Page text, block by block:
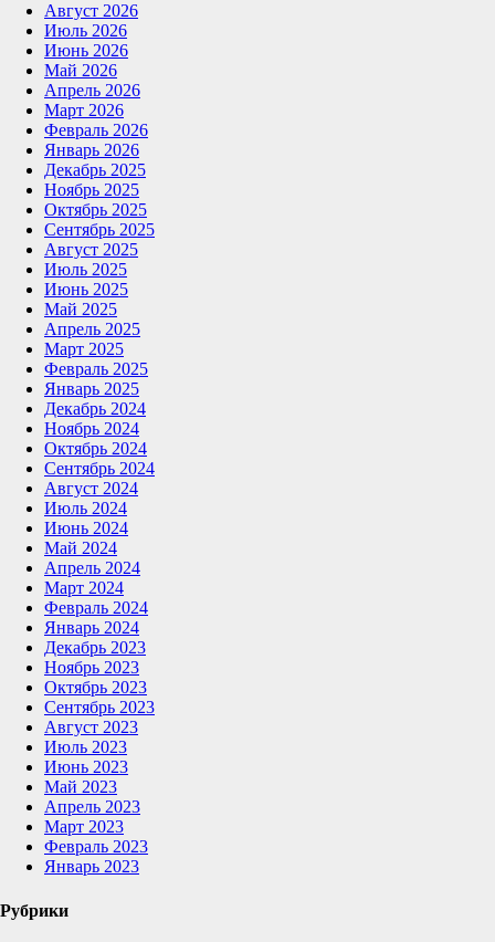
Август 2026
Июль 2026
Июнь 2026
Май 2026
Апрель 2026
Март 2026
Февраль 2026
Январь 2026
Декабрь 2025
Ноябрь 2025
Октябрь 2025
Сентябрь 2025
Август 2025
Июль 2025
Июнь 2025
Май 2025
Апрель 2025
Март 2025
Февраль 2025
Январь 2025
Декабрь 2024
Ноябрь 2024
Октябрь 2024
Сентябрь 2024
Август 2024
Июль 2024
Июнь 2024
Май 2024
Апрель 2024
Март 2024
Февраль 2024
Январь 2024
Декабрь 2023
Ноябрь 2023
Октябрь 2023
Сентябрь 2023
Август 2023
Июль 2023
Июнь 2023
Май 2023
Апрель 2023
Март 2023
Февраль 2023
Январь 2023
Рубрики